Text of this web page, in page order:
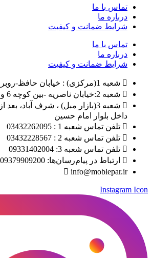
تماس با ما
درباره ما
شرایط ضمانت و کیفیت
تماس با ما
درباره ما
شرایط ضمانت و کیفیت
شعبه 1(مرکزی) : خیابان حافظ-روبروی کوچه شماره 5
شعبه 2:خیابان ناصریه -بین کوچه 6 و 8-روبروی بانک ملی
داخل بلوار امام حسین
تلفن تماس شعبه 1 : 03432262095
تلفن تماس شعبه 2 : 03432228567
تلفن تماس شعبه 3: 09331402004
ارتباط در پیام‌رسان‌ها: 09379909200
info@moblepar.ir
Instagram Icon